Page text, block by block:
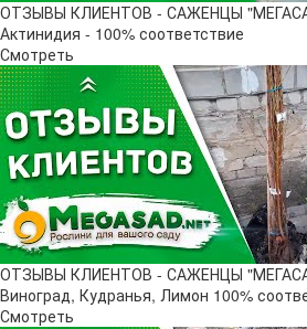
ОТЗЫВЫ КЛИЕНТОВ - САЖЕНЦЫ
Актинидия - 100% соответствие
Смотреть
ОТЗЫВЫ КЛИЕНТОВ - САЖЕНЦЫ
Виноград, Кудранья, Лимон 100%
Смотреть